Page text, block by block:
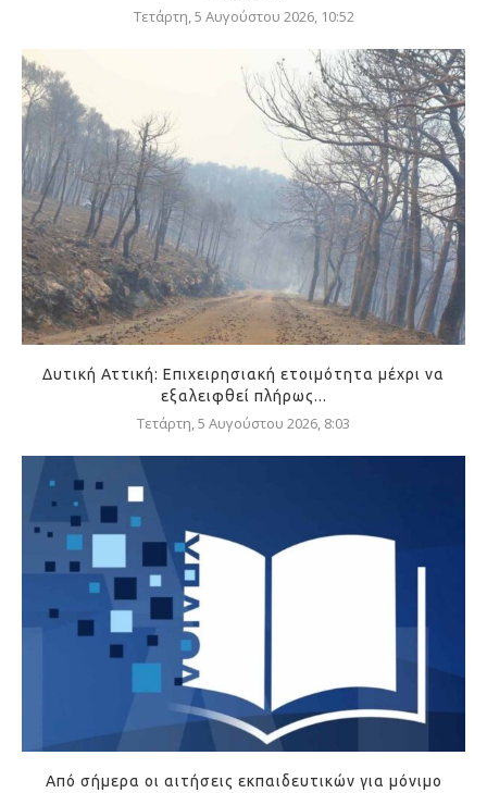
Τετάρτη, 5 Αυγούστου 2026, 10:52
Δυτική Αττική: Επιχειρησιακή ετοιμότητα μέχρι να
εξαλειφθεί πλήρως...
Τετάρτη, 5 Αυγούστου 2026, 8:03
Από σήμερα οι αιτήσεις εκπαιδευτικών για μόνιμο